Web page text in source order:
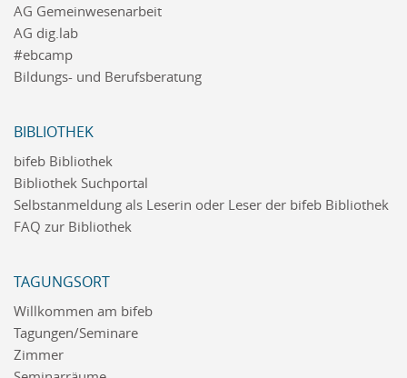
AG Gemeinwesenarbeit
AG dig.lab
#ebcamp
Bildungs- und Berufsberatung
BIBLIOTHEK
bifeb Bibliothek
Bibliothek Suchportal
Selbstanmeldung als Leserin oder Leser der bifeb Bibliothek
FAQ zur Bibliothek
TAGUNGSORT
Willkommen am bifeb
Tagungen/Seminare
Zimmer